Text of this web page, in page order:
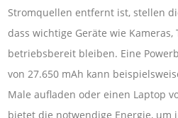
Stromquellen entfernt ist, stellen
dass wichtige Geräte wie Kameras,
betriebsbereit bleiben. Eine
von 27.650 mAh kann
Male aufladen oder einen Laptop
bietet die notwendige Energie, um